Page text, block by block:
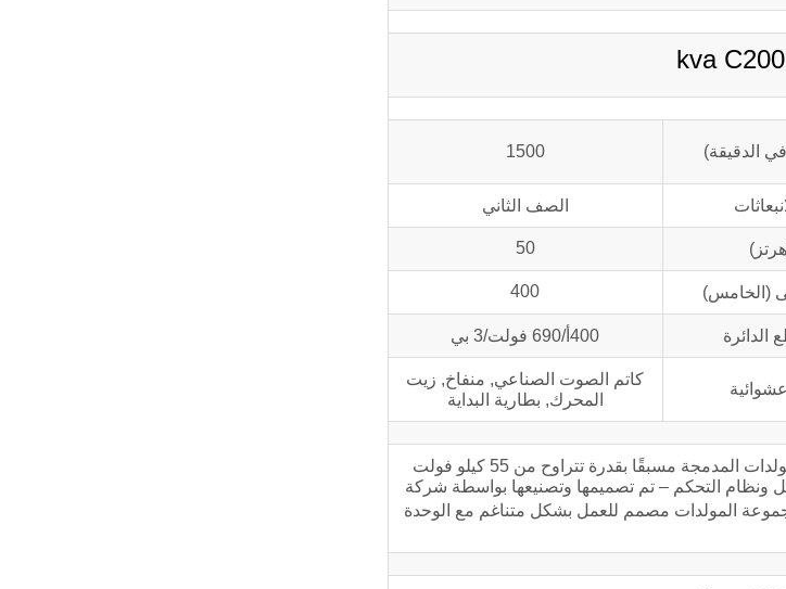
الدقيقة) 1500
الصف الثاني
50
(الخامس) 400
الدائرة 400أ/690 فولت/3 بي
كاتم الصوت الصناعي, منفاخ, زيت
المحرك, بطارية البداية
تعد شركة Cummins Power الشركة الرائدة عالميًا في مجال تصميم وتصنيع مجموعات المولدات المدمجة مسبقًا بقدرة تتراوح من 55 كيلو فولت
التبديل ونظام التحكم – تم تصميمها وتصنيعها بواسطة شركة
المولدات مصمم للعمل بشكل متناغم مع الوحدة